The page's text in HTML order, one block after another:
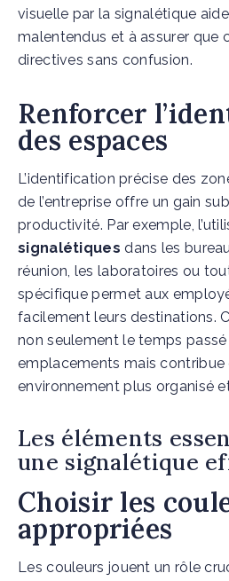
visuelle par la signalétique
malentendus et à assurer que
directives sans confusion.
Renforcer
des espaces
L’identification précise des
de l’entreprise offre un gain
productivité. Par exemple,
signalétiques dans les
réunion, les laboratoires ou
spécifique permet aux
facilement leurs destinations.
non seulement le temps
emplacements mais contribue
environnement plus organisé
Les éléments
une signalétique
Choisir les
appropriées
Les couleurs jouent un rôle